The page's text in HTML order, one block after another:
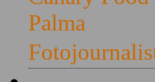
Palma